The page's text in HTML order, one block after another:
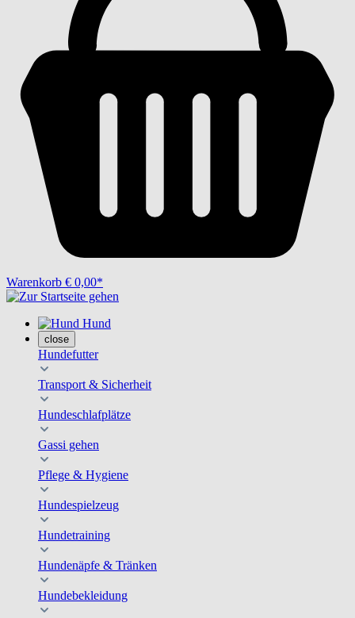
Warenkorb € 0,00*
Hund
close
Hundefutter
Transport & Sicherheit
Hundeschlafplätze
Gassi gehen
Pflege & Hygiene
Hundespielzeug
Hundetraining
Hundenäpfe & Tränken
Hundebekleidung